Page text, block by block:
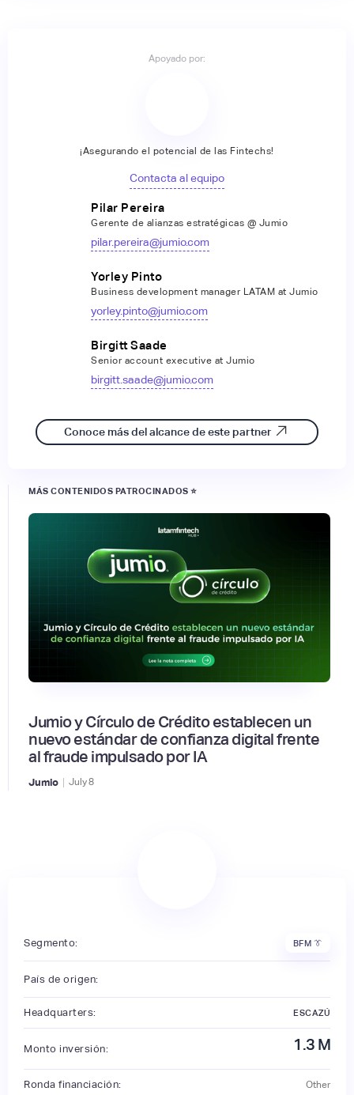
Apoyado por:
¡Asegurando el potencial de las Fintechs!
Contacta al equipo
Pilar Pereira
Gerente de alianzas estratégicas @ Jumio
pilar.pereira@jumio.com
Yorley Pinto
Business development manager LATAM at Jumio
yorley.pinto@jumio.com
Birgitt Saade
Senior account executive at Jumio
birgitt.saade@jumio.com
Conoce más del alcance de este partner
MÁS CONTENIDOS PATROCINADOS ⭐
Jumio y Círculo de Crédito establecen un
nuevo estándar de confianza digital frente
al fraude impulsado por IA
Jumio | July8
Segmento: BFM 👔
País de origen:
Headquarters: ESCAZÚ
Monto inversión: 1.3 M
Ronda financiación: Other